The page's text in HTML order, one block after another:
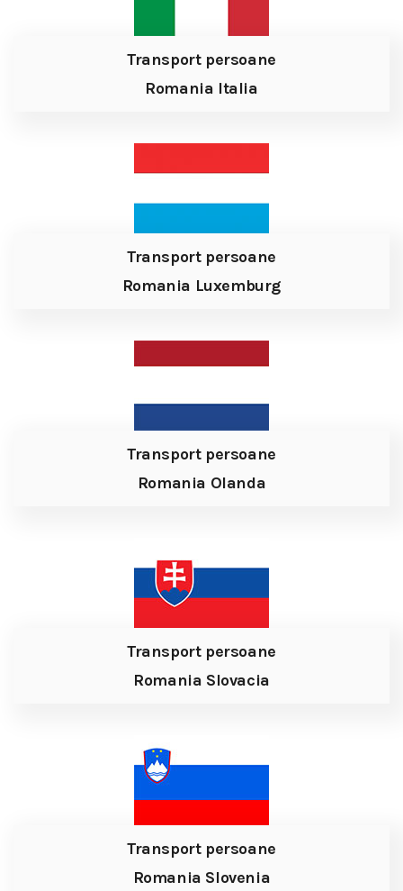
Transport persoane
Romania Italia
Transport persoane
Romania Luxemburg
Transport persoane
Romania Olanda
Transport persoane
Romania Slovacia
Transport persoane
Romania Slovenia